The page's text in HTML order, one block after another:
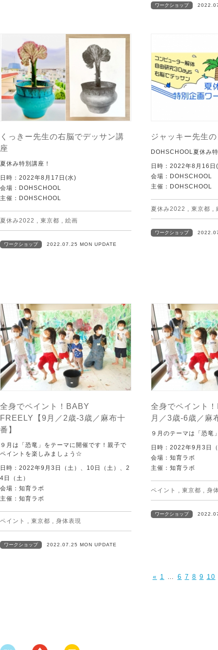
ワークショップ
くっきー先生の右脳でデッサン講
座
夏休み特別講座！
日時：2022年8月17日(水)
会場：DOHSCHOOL
主催：DOHSCHOOL
夏休み2022 , 東京都 , 絵画
ワークショップ 2022.07.25 MON UPDATE
ジャッキー先生
DOHSCHOOL夏休み
日時：2022年8月16日
会場：DOHSCHOOL
主催：DOHSCHOOL
夏休み2022 , 東京都 ,
ワークショップ
全身でペイント！BABY
FREELY【9月／2歳-3歳／麻布十
番】
９月は「恐竜」をテーマに開催です！親子で
ペイントを楽しみましょう☆
日時：2022年9月3日（土）、10日（土）、2
4日（土）
会場：知育ラボ
主催：知育ラボ
ペイント , 東京都 , 身体表現
ワークショップ 2022.07.25 MON UPDATE
全身でペイント
月／3歳-6歳／麻
９月のテーマは「恐竜
日時：2022年9月3日
会場：知育ラボ
主催：知育ラボ
ペイント , 東京都 , 身
ワークショップ
« 1 … 6 7 8 9 10